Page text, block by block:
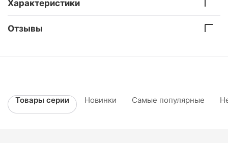
Характеристики
Отзывы
Товары серии Новинки Самые популярные